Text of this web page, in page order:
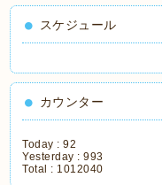
スケジュール
カウンター
Today :92
Yesterday :993
Total : 1012040